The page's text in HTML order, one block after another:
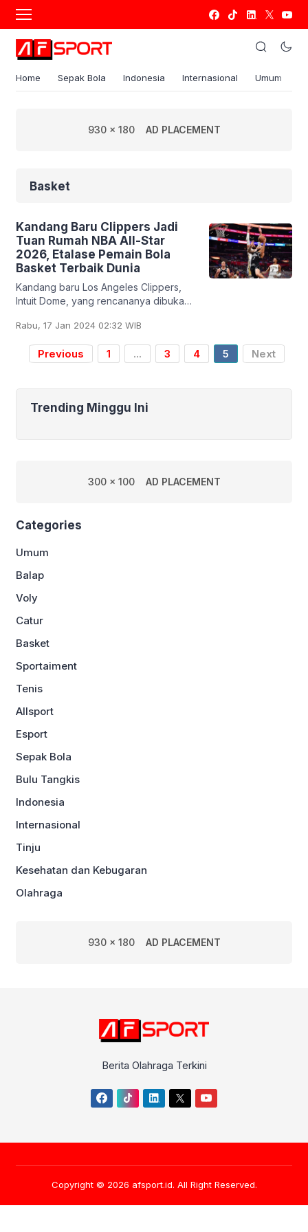
Home Sepak Bola Indonesia Internasional Umum
930 x 180 AD PLACEMENT
Basket
Kandang Baru Clippers Jadi
Tuan Rumah NBA All-Star
2026, Etalase Pemain Bola
Basket Terbaik Dunia
Kandang baru Los Angeles Clippers,
Intuit Dome, yang rencananya dibuka
menjadi tuan rumah NBA All-Star 2026.
Komisioner NBA
Rabu, 17 Jan 2024 02:32 WIB
Previous 1 ... 3 4 5 Next
Trending Minggu Ini
300 x 100 AD PLACEMENT
Categories
Umum
Balap
Voly
Catur
Basket
Sportaiment
Tenis
Allsport
Esport
Sepak Bola
Bulu Tangkis
Indonesia
Internasional
Tinju
Kesehatan dan Kebugaran
Olahraga
930 x 180 AD PLACEMENT
Berita Olahraga Terkini
Copyright © 2026 afsport.id. All Right Reserved.